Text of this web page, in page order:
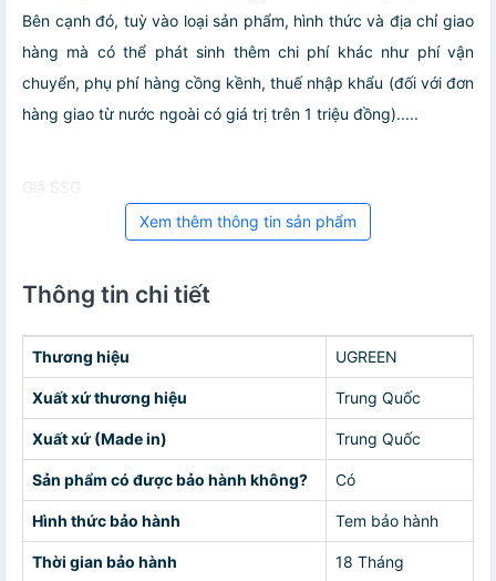
Bên cạnh đó, tuỳ vào loại sản phẩm, hình thức và địa chỉ giao
hàng mà có thể phát sinh thêm chi phí khác như phí vận
chuyển, phụ phí hàng cồng kềnh, thuế nhập khẩu (đối với đơn
hàng giao từ nước ngoài có giá trị trên 1 triệu đồng).....
Giá SSG
Xem thêm thông tin sản phẩm
Thông tin chi tiết
Thương hiệu UGREEN
Xuất xứ thương hiệu Trung Quốc
Xuất xứ (Made in) Trung Quốc
Sản phẩm có được bảo hành không? Có
Hình thức bảo hành Tem bảo hành
Thời gian bảo hành 18 Tháng